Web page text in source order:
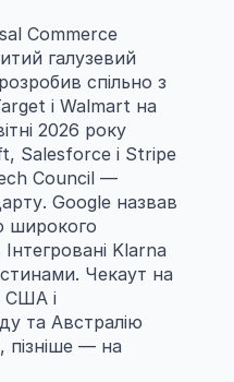
Commerce
галузевий
спільно з
і Walmart на
2026 року
Salesforce і Stripe
Council —
Google назвав
широкого
Klarna
Чекаут на
США і
та Австралію
пізніше — на